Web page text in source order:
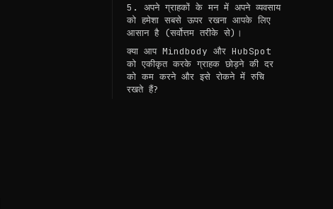
5. अपने ग्राहकों के मन में अपने व्यवसाय
को हमेशा सबसे ऊपर रखना आपके लिए
आसान है (सर्वोत्तम तरीके से)।
क्या आप Mindbody और HubSpot
को एकीकृत करके ग्राहक छोड़ने की दर
को कम करने और इसे रोकने में रुचि
रखते हैं?